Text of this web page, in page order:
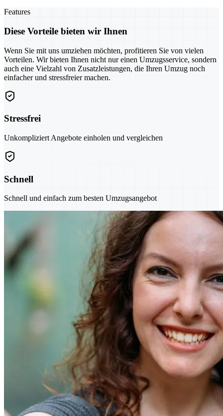
Features
Diese Vorteile bieten wir Ihnen
Wenn Sie mit uns umziehen möchten, profitieren Sie von vielen
Vorteilen. Wir bieten Ihnen nicht nur einen Umzugsservice, sondern
auch eine Vielzahl von Zusatzleistungen, die Ihren Umzug noch
einfacher und stressfreier machen.
Stressfrei
Unkompliziert Angebote einholen und vergleichen
Schnell
Schnell und einfach zum besten Umzugsangebot